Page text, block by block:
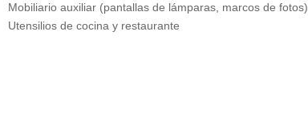
Mobiliario auxiliar (pantallas de lámparas, marcos de fotos)
Utensilios de cocina y restaurante